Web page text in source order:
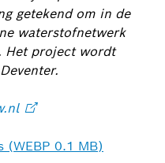
getekend om in de
waterstofnetwerk
Het project wordt
(WEBP 0.1 MB)